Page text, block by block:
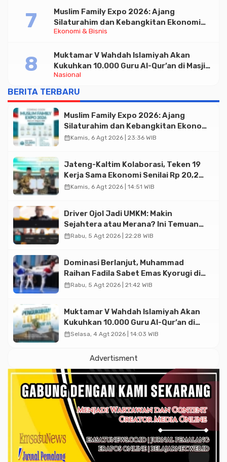
Ekonomi & Bisnis
Muslim Family Expo 2026: Ajang
Silaturahim dan Kebangkitan Ekonomi
Halal di Jakarta
Nasional
Muktamar V Wahdah Islamiyah Akan
Kukuhkan 10.000 Guru Al-Qur’an di Masjid
Istiqlal
BERITA TERBARU
Muslim Family Expo 2026: Ajang
Silaturahim dan Kebangkitan Ekonomi
Halal di Jakarta
calendar_monthKamis, 6 Agt 2026 | 23:36 WIB
Jateng-Kaltim Kolaborasi, Teken 19
Kerja Sama Ekonomi Senilai Rp 20,2
Triliun
calendar_monthKamis, 6 Agt 2026 | 14:51 WIB
Driver Ojol Jadi UMKM: Makin
Sejahtera atau Merana? Ini Temuan
Diskusi Paramadina
calendar_monthRabu, 5 Agt 2026 | 22:28 WIB
Dominasi Berlanjut, Muhammad
Raihan Fadila Sabet Emas Kyorugi di
Asian Taekwondo Indonesia Open
calendar_monthRabu, 5 Agt 2026 | 21:42 WIB
Muktamar V Wahdah Islamiyah Akan
Kukuhkan 10.000 Guru Al-Qur’an di
Masjid Istiqlal
calendar_monthSelasa, 4 Agt 2026 | 14:03 WIB
Advertisment